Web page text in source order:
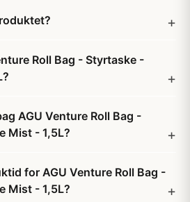
Roll Bag - Styrtaske -
AGU Venture Roll Bag -
Mist - 1,5L?
for AGU Venture Roll Bag -
Mist - 1,5L?